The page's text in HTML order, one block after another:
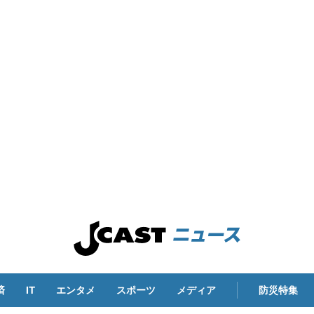
IT エンタメ スポーツ メディア 防災特集